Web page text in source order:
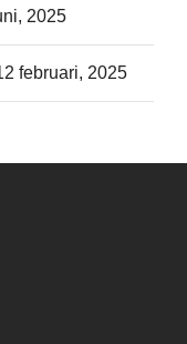
2025
februari, 2025